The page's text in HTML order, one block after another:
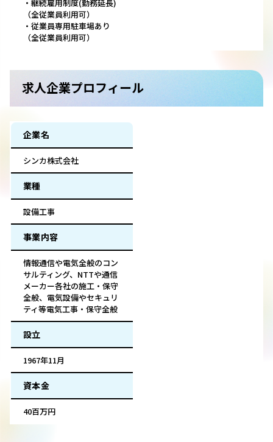
・継続雇用制度(勤務延長)
（全従業員利用可）
・従業員専用駐車場あり
（全従業員利用可）
求人企業プロフィール
企業名
シンカ株式会社
業種
設備工事
事業内容
情報通信や電気全般のコン
サルティング、NTTや通信
メーカー各社の施工・保守
全般、電気設備やセキュリ
ティ等電気工事・保守全般
設立
1967年11月
資本金
40百万円